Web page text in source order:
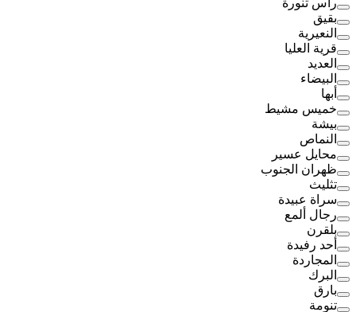
رأس تنورة
بقيق
النعيرية
قرية العليا
العديد
البيضاء
أبها
خميس مشيط
بيشة
النماص
محايل عسير
ظهران الجنوب
تثليث
سراة عبيدة
رجال ألمع
بلقرن
أحد رفيدة
المجاردة
البرك
بارق
تنومة